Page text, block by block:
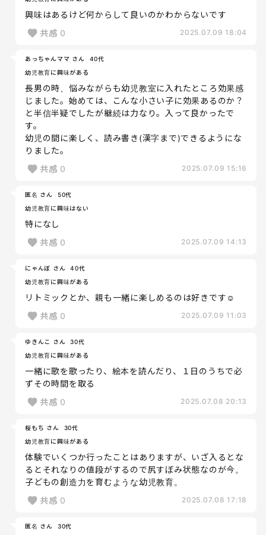
興味はあるけど何からして良いのかわからないです
共感 0 2025.07.09 18:04
あっちゃんママ さん
40代
幼児教育に興味がある
長男の時、悩みながらも幼児教室に入れたところ効果感
じました。始めては、こんな小さい子に効果あるのか？
と半信半疑でしたが継続は力なり。入って良かったで
す。
幼児の間に楽しく、読み書き(漢字まで)できるようにな
りました。
共感 0 2025.07.09 15:16
匿名 さん
50代
幼児教育に興味はない
特になし
共感 0 2025.07.09 14:13
にゃんぼ さん
40代
幼児教育に興味がある
リトミックとか、親も一緒に楽しめるのは好きです☺️
共感 0 2025.07.09 11:03
ゆきんこ さん
30代
幼児教育に興味がある
一緒に歌を歌ったり、絵本を読んだり、１日のうちで必
ずその時間を取る
共感 0 2025.07.08 20:13
桜もち さん
30代
幼児教育に興味がある
体験でいくつか行ったことはありますが、いざ入るとな
るとそれなりの値段がするので尻すぼみ状態なのが今。
子どもの創造力を育むような幼児教育。
共感 0 2025.07.08 17:18
匿名 さん 30代